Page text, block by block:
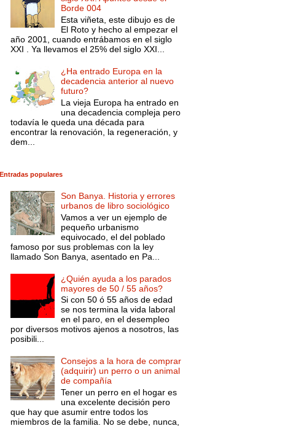
Borde 004
Esta viñeta, este dibujo es de
El Roto y hecho al empezar el
año 2001, cuando entrábamos en el siglo
XXI . Ya llevamos el 25% del siglo XXI...
¿Ha entrado Europa en la
decadencia anterior al nuevo
futuro?
La vieja Europa ha entrado en
una decadencia compleja pero
todavía le queda una década para
encontrar la renovación, la regeneración, y
dem...
Entradas populares
Son Banya. Historia y errores
urbanos de libro sociológico
Vamos a ver un ejemplo de
pequeño urbanismo
equivocado, el del poblado
famoso por sus problemas con la ley
llamado Son Banya, asentado en Pa...
¿Quién ayuda a los parados
mayores de 50 / 55 años?
Si con 50 ó 55 años de edad
se nos termina la vida laboral
en el paro, en el desempleo
por diversos motivos ajenos a nosotros, las
posibili...
Consejos a la hora de comprar
(adquirir) un perro o un animal
de compañía
Tener un perro en el hogar es
una excelente decisión pero
que hay que asumir entre todos los
miembros de la familia. No se debe, nunca,